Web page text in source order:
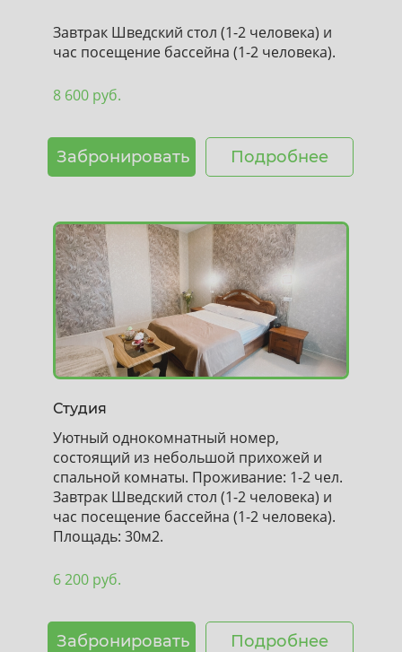
Завтрак Шведский стол (1-2 человека) и
час посещение бассейна (1-2 человека).
8 600 руб.
Забронировать Подробнее
Студия
Уютный однокомнатный номер,
состоящий из небольшой прихожей и
спальной комнаты. Проживание: 1-2 чел.
Завтрак Шведский стол (1-2 человека) и
час посещение бассейна (1-2 человека).
Площадь: 30м2.
6 200 руб.
Забронировать Подробнее